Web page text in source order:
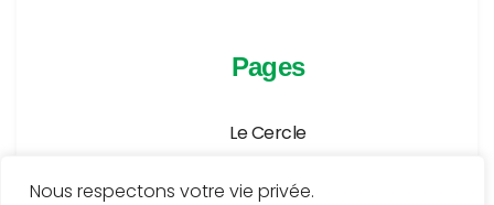
Nous respectons votre vie privée.
Pages
Le Cercle